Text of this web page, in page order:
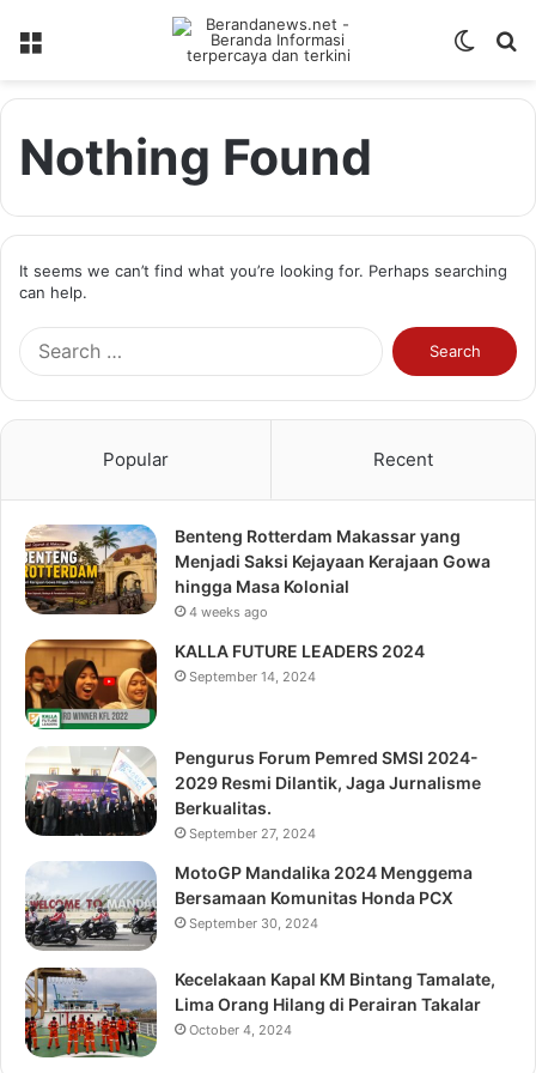
Menu
Switch
Nothing Found
It seems we can’t find what you’re looking for. Perhaps searching
can help.
Search
for:
Popular Recent
Benteng Rotterdam Makassar yang
Menjadi Saksi Kejayaan Kerajaan Gowa
hingga Masa Kolonial
4 weeks ago
KALLA FUTURE LEADERS 2024
September 14, 2024
Pengurus Forum Pemred SMSI 2024-
2029 Resmi Dilantik, Jaga Jurnalisme
Berkualitas.
September 27, 2024
MotoGP Mandalika 2024 Menggema
Bersamaan Komunitas Honda PCX
September 30, 2024
Kecelakaan Kapal KM Bintang Tamalate,
Lima Orang Hilang di Perairan Takalar
October 4, 2024